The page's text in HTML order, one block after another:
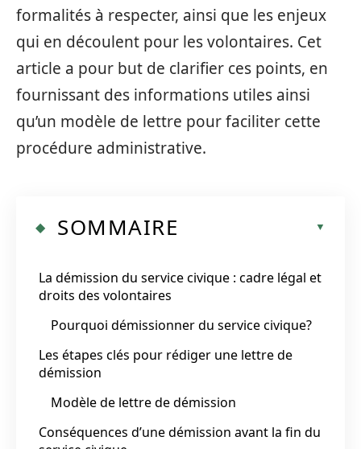
formalités à respecter, ainsi que les enjeux
qui en découlent pour les volontaires. Cet
article a pour but de clarifier ces points, en
fournissant des informations utiles ainsi
qu’un modèle de lettre pour faciliter cette
procédure administrative.
SOMMAIRE
La démission du service civique : cadre légal et
droits des volontaires
Pourquoi démissionner du service civique?
Les étapes clés pour rédiger une lettre de
démission
Modèle de lettre de démission
Conséquences d’une démission avant la fin du